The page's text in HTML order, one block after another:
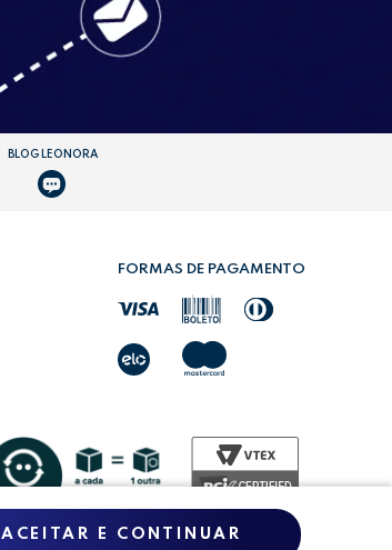
BLOG LEONORA
FORMAS DE PAGAMENTO
ACEITAR E CONTINUAR